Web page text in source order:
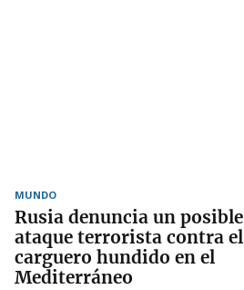
MUNDO
Rusia denuncia un posible
ataque terrorista contra el
carguero hundido en el
Mediterráneo